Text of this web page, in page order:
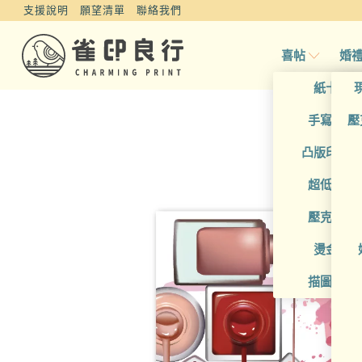
支援說明 願望清單 聯絡我們
喜帖
紙卡喜帖
手寫風喜
凸版印刷
超低價喜
壓克力喜
燙金喜帖
描圖紙喜
婚